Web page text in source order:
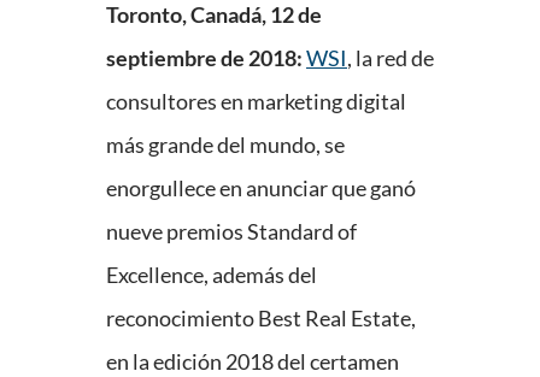
Toronto, Canadá, 12 de
septiembre de 2018:WSI, la red de
consultores en marketing digital
más grande del mundo, se
enorgullece en anunciar que ganó
nueve premios Standard of
Excellence, además del
reconocimiento Best Real Estate,
en la edición 2018 del certamen